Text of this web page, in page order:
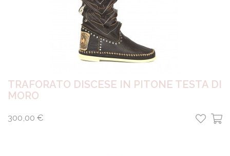
TRAFORATO DISCESE IN PITONE TESTA DI
MORO
300,00 €